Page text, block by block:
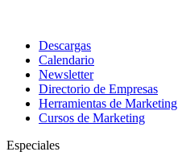
Descargas
Calendario
Newsletter
Directorio de Empresas
Herramientas de Marketing
Cursos de Marketing
Especiales